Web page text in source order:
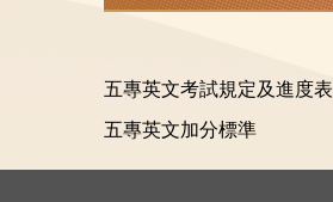
五專英文考試規定及進度表
五專英文加分標準